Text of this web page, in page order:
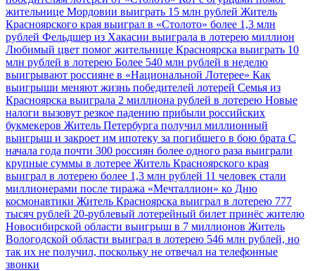
жительнице Мордовии выиграть 15 млн рублей Житель
Красноярского края выиграл в «Столото» более 1,3 млн
рублей Фельдшер из Хакасии выиграла в лотерею миллион
Любимый цвет помог жительнице Красноярска выиграть 10
млн рублей в лотерею Более 540 млн рублей в неделю
выигрывают россияне в «Национальной Лотерее» Как
выигрыши меняют жизнь победителей лотерей Семья из
Красноярска выиграла 2 миллиона рублей в лотерею Новые
налоги вызовут резкое падению прибыли российских
букмекеров Житель Петербурга получил миллионный
выигрыш и закроет им ипотеку за погибшего в бою брата С
начала года почти 300 россиян более одного раза выиграли
крупные суммы в лотерее Житель Красноярского края
выиграл в лотерею более 1,3 млн рублей 11 человек стали
миллионерами после тиража «Мечталлион» ко Дню
космонавтики Житель Красноярска выиграл в лотерею 777
тысяч рублей 20-рублевый лотерейный билет принёс жителю
Новосибирской области выигрыш в 7 миллионов Житель
Вологодской области выиграл в лотерею 546 млн рублей, но
так их не получил, поскольку не отвечал на телефонные
звонки